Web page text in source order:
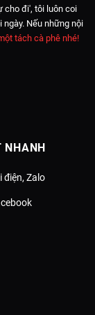
cho đi', tôi luôn coi
Nếu những nội
tách cà phê nhé!
NHANH
điện, Zalo